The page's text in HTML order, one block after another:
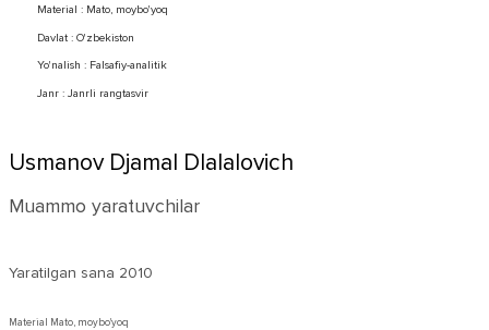
Material : Mato, moybo'yoq
Davlat : O'zbekiston
Yo'nalish : Falsafiy-analitik
Janr : Janrli rangtasvir
Usmanov Djamal Dlalalovich
Muammo yaratuvchilar
Yaratilgan sana 2010
Material Mato, moybo'yoq